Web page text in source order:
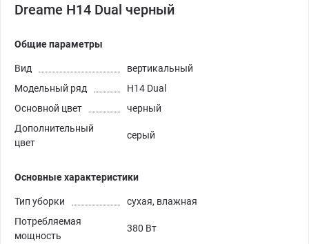
Dreame H14 Dual черный
Общие параметры
Вид
вертикальный
Модельный ряд
H14 Dual
Основной цвет
черный
Дополнительный
цвет
серый
Основные характеристики
Тип уборки
сухая, влажная
Потребляемая
мощность
380 Вт